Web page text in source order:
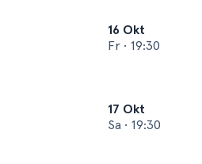
16 Okt
Fr • 19:30
17 Okt
Sa • 19:30